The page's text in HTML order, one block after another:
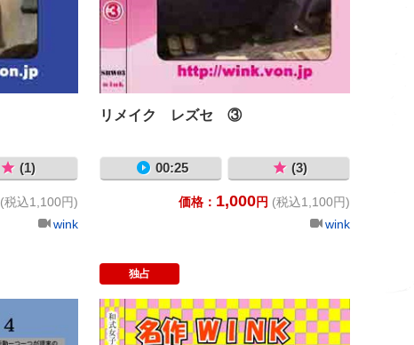
(1)
(税込1,100円)
wink
リメイク レズセ ③
00:25 (3)
価格： 1,000円 (税込1,100円)
wink
覗の旋律 ４
独占